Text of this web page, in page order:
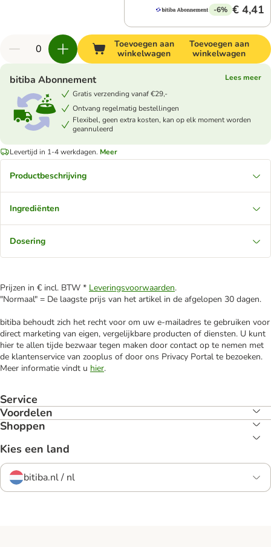
-6% € 4,41
Toevoegen aan
winkelwagen
Toevoegen aan
winkelwagen
bitiba Abonnement
Lees meer
Gratis verzending vanaf €29,-
Ontvang regelmatig bestellingen
Flexibel, geen extra kosten, kan op elk moment worden
geannuleerd
Levertijd in 1-4 werkdagen. Meer
Productbeschrijving
Ingrediënten
Dosering
Prijzen in € incl. BTW * Leveringsvoorwaarden.
"Normaal" = De laagste prijs van het artikel in de afgelopen 30 dagen.
bitiba behoudt zich het recht voor om uw e-mailadres te gebruiken voor
direct marketing van eigen, vergelijkbare producten of diensten. U kunt
hier te allen tijde bezwaar tegen maken door contact op te nemen met
de klantenservice van zooplus of door ons Privacy Portal te bezoeken.
Meer informatie vindt u hier.
Service
Voordelen
Shoppen
Kies een land
bitiba.nl / nl